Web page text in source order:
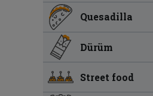
Quesadilla
Dürüm
Street food